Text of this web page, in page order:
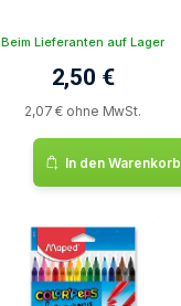
Beim Lieferanten auf Lager
2,50 €
2,07 € ohne MwSt.
In den Warenkorb